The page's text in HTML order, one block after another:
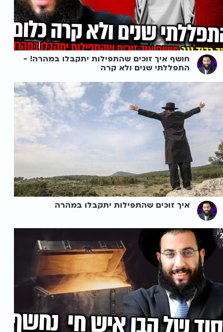
חושף איך זוכים שהתפילות יתקבלו במהרה! -
התפללתי שנים ולא קרה
איך זוכים שהתפילות יתקבלו במהרה